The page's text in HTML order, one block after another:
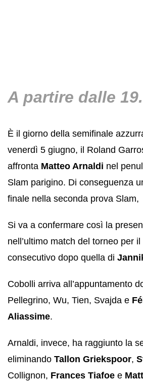
A partire dalle
È il giorno della semifinale
venerdì 5 giugno, il Roland
affronta Matteo Arnaldi nel
Slam parigino. Di conseguenza
finale nella seconda prova Slam,
Si va a confermare così la
nell’ultimo match del torneo per
consecutivo dopo quella di
Cobolli arriva all’appuntamento
Pellegrino, Wu, Tien, Svajda e
Aliassime.
Arnaldi, invece, ha raggiunto la
eliminando Tallon Griekspoor,
Collignon, Frances Tiafoe e